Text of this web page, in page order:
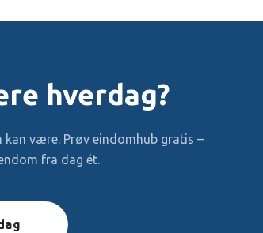
hverdag?
være. Prøv eindomhub gratis –
fra dag ét.